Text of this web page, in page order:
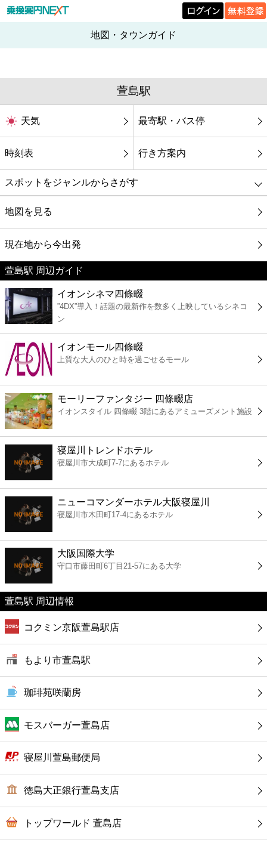
地図・タウンガイド
萱島駅
天気 最寄駅・バス停
時刻表 行き方案内
スポットをジャンルからさがす
グルメ
映画
美容
コンビニ
薬局
スーパー
エンタメ
レジャー
書店
ファミレス
カフェ
ショッピング
銀行
公共
病院
ホテル
地図を見る
現在地から今出発
萱島駅 周辺ガイド
イオンシネマ四條畷
”4DX”導入！話題の最新作を数多く上映しているシネコ
ン
イオンモール四條畷
上質な大人のひと時を過ごせるモール
モーリーファンタジー 四條畷店
イオンスタイル 四條畷 3階にあるアミューズメント施設
寝屋川トレンドホテル
寝屋川市大成町7-7にあるホテル
ニューコマンダーホテル大阪寝屋川
寝屋川市木田町17-4にあるホテル
大阪国際大学
守口市藤田町6丁目21-57にある大学
萱島駅 周辺情報
コクミン京阪萱島駅店
もより市萱島駅
珈琲苑咲蘭房
モスバーガー萱島店
寝屋川萱島郵便局
徳島大正銀行萱島支店
トップワールド 萱島店